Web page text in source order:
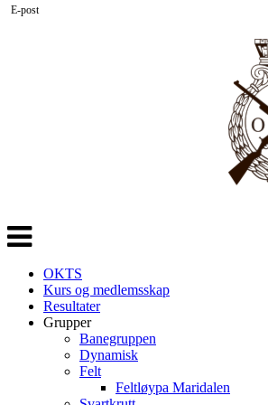
Veksle
navigasjon
OKTS
Kurs og medlemsskap
Resultater
Grupper
Banegruppen
Dynamisk
Felt
Feltløypa Maridalen
E-post